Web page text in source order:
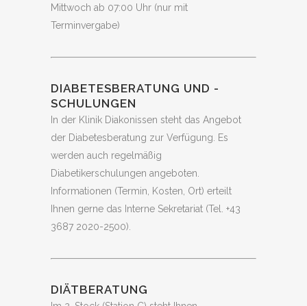
Mittwoch ab 07:00 Uhr (nur mit
Terminvergabe)
DIABETESBERATUNG UND -
SCHULUNGEN
In der Klinik Diakonissen steht das Angebot
der Diabetesberatung zur Verfügung. Es
werden auch regelmäßig
Diabetikerschulungen angeboten.
Informationen (Termin, Kosten, Ort) erteilt
Ihnen gerne das Interne Sekretariat (Tel. +43
3687 2020-2500).
DIÄTBERATUNG